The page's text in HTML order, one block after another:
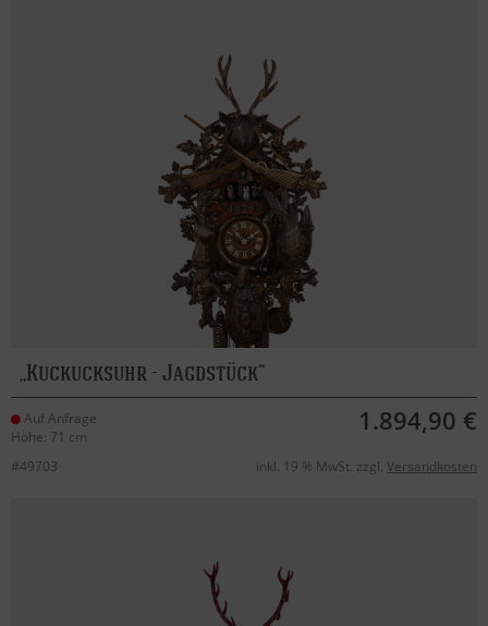
Kuckucksuhr - Jagdstück
Auf Anfrage
Höhe: 71 cm
1.894,90 €
#49703 inkl. 19 % MwSt. zzgl. Versandkosten